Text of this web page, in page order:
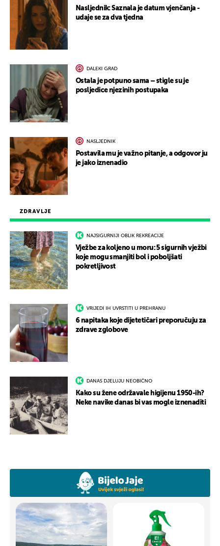
ZDRAVLJE
NAJSIGURNIJI OBLIK REKREACIJE
Vježbe za koljeno u moru: 5 sigurnih vježbi
koje mogu smanjiti bol i poboljšati
pokretljivost
VRIJEDI IH UVRSTITI U PREHRANU
6 napitaka koje dijetetičari preporučuju za
zdrave zglobove
DANAS DJELUJU NEOBIČNO
Kako su žene održavale higijenu 1950-ih?
Neke navike danas bi vas mogle iznenaditi
Nasljednik: Saznala je datum vjenčanja -
udaje se za dva tjedna
DALEKI GRAD
Ostala je potpuno sama – stigle su je
posljedice njezinih postupaka
NASLJEDNIK
Postavila mu je važno pitanje, a odgovor ju
je jako iznenadio